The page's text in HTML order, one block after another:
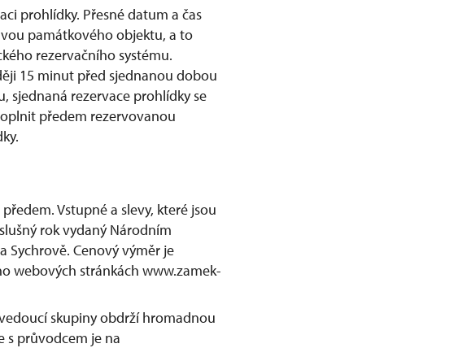
prohlídky. Přesné datum a čas
památkového objektu, a to
rezervačního systému.
15 minut před sjednanou dobou
sjednaná rezervace prohlídky se
předem rezervovanou
Vstupné a slevy, které jsou
rok vydaný Národním
Cenový výměr je
webových stránkách www.zamek-
skupiny obdrží hromadnou
s průvodcem je na